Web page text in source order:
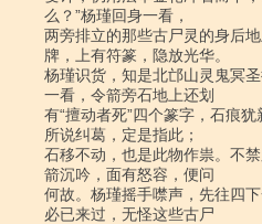
么？”杨瑾回身一看，
两旁排立的那些古尸灵的身后
牌，上有符篆，隐放光华。
杨瑾识货，知是北邙山灵鬼冥
一看，令箭旁石地上还划
有“擅动者死”四个篆字，石痕
所说纠葛，定是指此；
石移不动，也是此物作祟。不
箭沉吟，面有怒容，便问
何故。杨瑾摇手噤声，先往四
必已来过，无怪这些古尸